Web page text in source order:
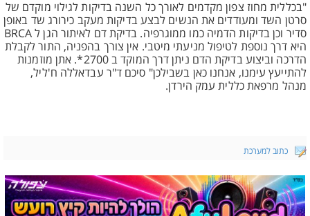
"בכללית מחוז צפון מקדמים לאורך כל השנה בדיקות לגילוי מוקדם של
סרטן השד ומעודדים את הנשים לבצע בדיקות מעקב כירורג שד באופן
סדיר וכן בדיקות הדמיה כמו ממוגרפיה. בדיקת דם לאיתור הגן ל BRCA
היא דרך נוספת לטיפול מניעתי מיטבי. אין צורך בהפניה, התור לקבלת
הדרכה וביצוע בדיקת הדם ניתן דרך המוקד ב 2700*. אתן מוזמנות
להתייעץ עימנו, אנחנו כאן בשבילכן" סיכם ד"ר עבדאללה ח'ליל,
מנהל מרפאת כללית עמק הירדן.
כתוב למערכת